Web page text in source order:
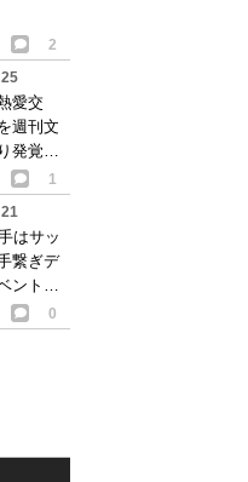
2
愛交
週刊文
発覚で
1
はサッ
繋ぎデ
ントで
0